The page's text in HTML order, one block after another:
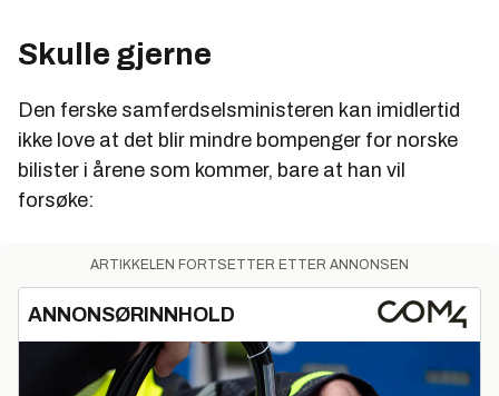
Skulle gjerne
Den ferske samferdselsministeren kan imidlertid
ikke love at det blir mindre bompenger for norske
bilister i årene som kommer, bare at han vil
forsøke:
ARTIKKELEN FORTSETTER ETTER ANNONSEN
ANNONSØRINNHOLD